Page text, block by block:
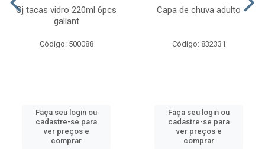
Cj tacas vidro 220ml 6pcs
gallant
Código: 500088
Faça seu login ou
cadastre-se para
ver preços e
comprar
Capa de chuva adulto
Código: 832331
Faça seu login ou
cadastre-se para
ver preços e
comprar